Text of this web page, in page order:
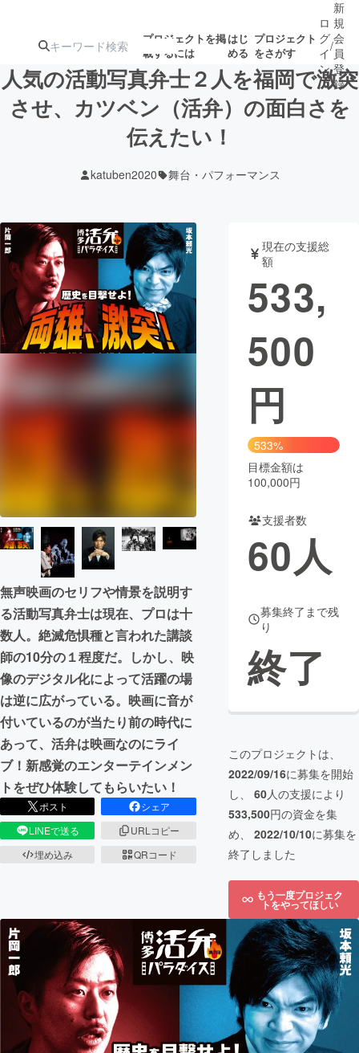
プロジェクトを掲
載するには
はじ
める
プロジェクト
をさがす
注目の新着プロ募集終了が近いプ
テクノロジー・ガジェット
映像・映画 書籍・雑誌
ビジネス・起業 チャレンジ
まちづくり・地域活性化
CAMPFIRE Creation
コミュニティ
ロ
グ
イ
ン
/
新
規
会
員
登
録
人気の活動写真弁士２人を福岡で激突
させ、カツベン（活弁）の面白さを
伝えたい！
katuben2020 舞台・パフォーマンス
無声映画のセリフや情景を説明す
る活動写真弁士は現在、プロは十
数人。絶滅危惧種と言われた講談
師の10分の１程度だ。しかし、映
像のデジタル化によって活躍の場
は逆に広がっている。映画に音が
付いているのが当たり前の時代に
あって、活弁は映画なのにライ
ブ！新感覚のエンターテインメン
トをぜひ体験してもらいたい！
ポスト
シェア
LINEで送る
URLコピー
埋め込み
QRコード
現在の支援総
額
533,
500
円
533%
目標金額は
100,000円
支援者数
60人
募集終了まで残
り
終了
このプロジェクトは、
2022/09/16に募集を開始
し、 60人の支援により
533,500円の資金を集
め、 2022/10/10に募集を
終了しました
もう一度プロジェク
トをやってほしい